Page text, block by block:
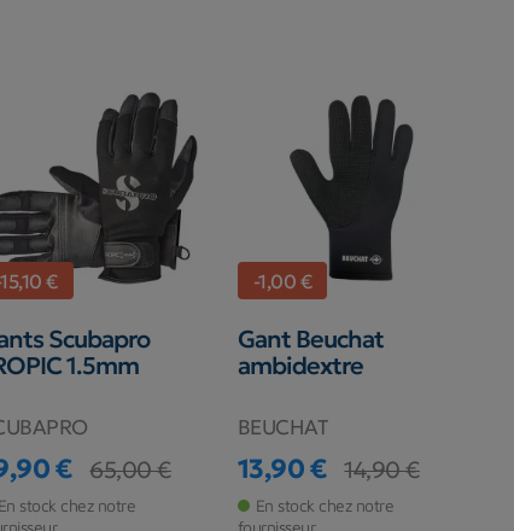
€
Scubapro
1.5mm
€
de base
65,00 €
En stock chez notre
-1,00 €
Gant Beuchat
ambidextre
BEUCHAT
Prix
13,90 €
Prix de base
14,90 €
En stock chez notre